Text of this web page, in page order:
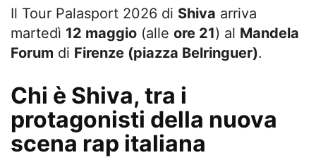
Il Tour Palasport 2026 di Shiva arriva
martedì 12 maggio (alle ore 21) al Mandela
Forum di Firenze (piazza Belringuer).
Chi è Shiva, tra i
protagonisti della nuova
scena rap italiana